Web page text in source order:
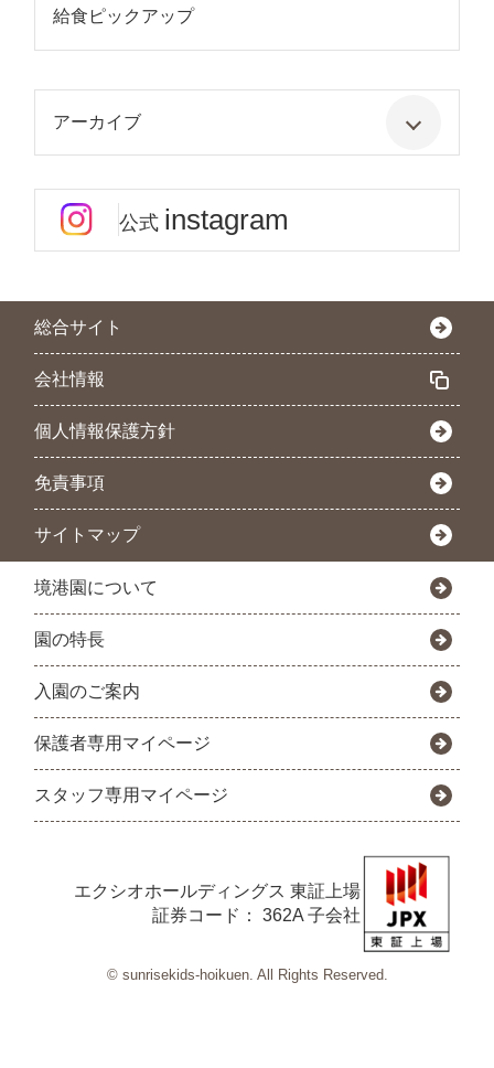
給食ピックアップ
アーカイブ
公式 instagram
総合サイト
会社情報
個人情報保護方針
免責事項
サイトマップ
境港園について
園の特長
入園のご案内
保護者専用マイページ
スタッフ専用マイページ
エクシオホールディングス 東証上場
証券コード： 362A 子会社
© sunrisekids-hoikuen. All Rights Reserved.